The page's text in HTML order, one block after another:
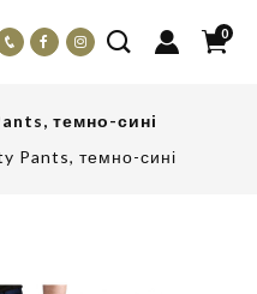
0
темно-сині
Pants, темно-сині